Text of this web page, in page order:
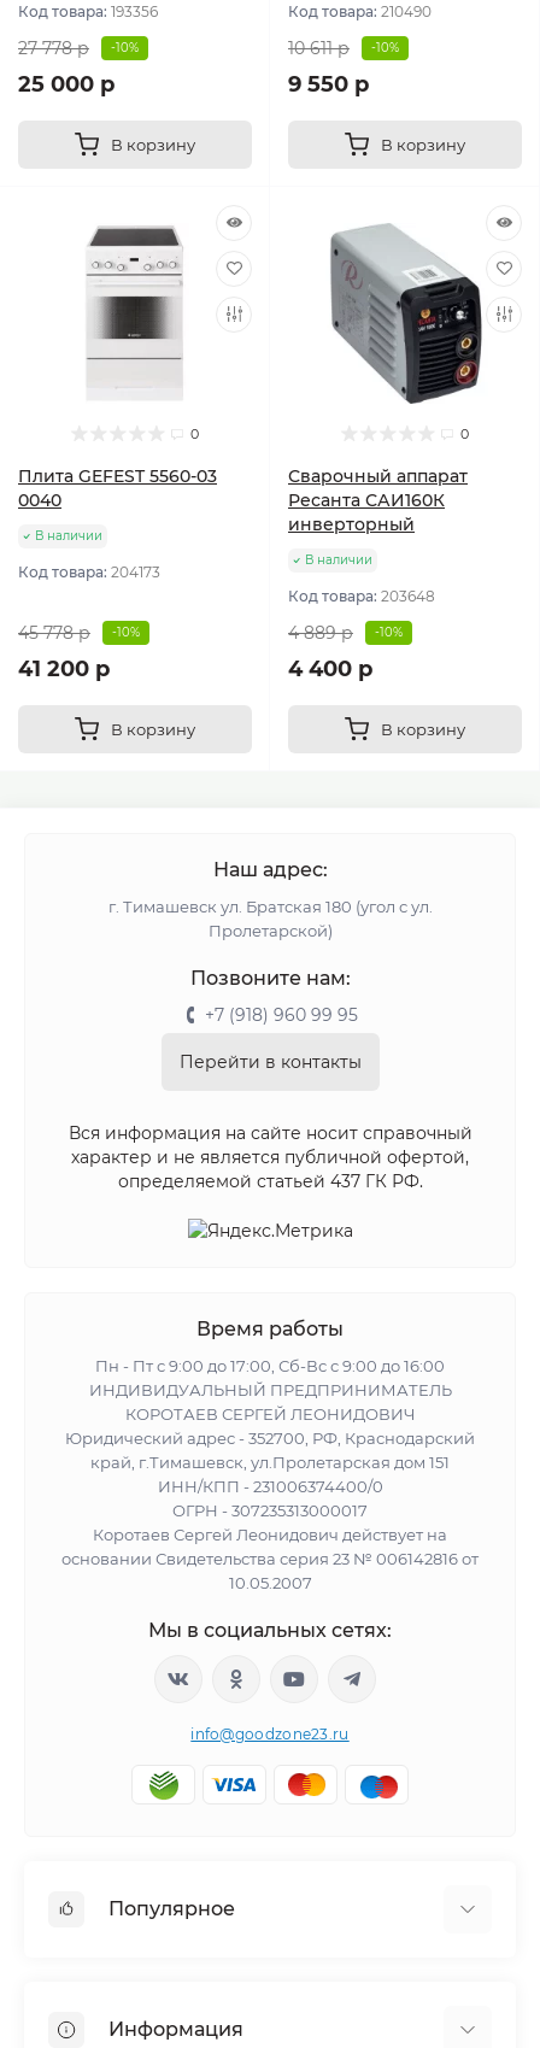
Код товара: 193356
27 778 р -10%
25 000 р
В корзину
Код товара: 210490
10 611 р -10%
9 550 р
В корзину
0
Плита GEFEST 5560-03
0040
В наличии
Код товара: 204173
45 778 р -10%
41 200 р
В корзину
0
Сварочный аппарат
Ресанта САИ160К
инверторный
В наличии
Код товара: 203648
4 889 р -10%
4 400 р
В корзину
Наш адрес:
г. Тимашевск ул. Братская 180 (угол с ул.
Пролетарской)
Позвоните нам:
+7 (918) 960 99 95
Перейти в контакты
Вся информация на сайте носит справочный
характер и не является публичной офертой,
определяемой статьей 437 ГК РФ.
Время работы
Пн - Пт с 9:00 до 17:00, Сб-Вс с 9:00 до 16:00
ИНДИВИДУАЛЬНЫЙ ПРЕДПРИНИМАТЕЛЬ
КОРОТАЕВ СЕРГЕЙ ЛЕОНИДОВИЧ
Юридический адрес - 352700, РФ, Краснодарский
край, г.Тимашевск, ул.Пролетарская дом 151
ИНН/КПП - 231006374400/0
ОГРН - 307235313000017
Коротаев Сергей Леонидович действует на
основании Свидетельства серия 23 № 006142816 от
10.05.2007
Мы в социальных сетях:
info@goodzone23.ru
Популярное
Сушильные машины
Информация